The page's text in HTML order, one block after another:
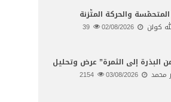
والحركة المتّزنة
كولن 02/08/2026
البذرة إلى الثمرة” عرض وتحليل
محمد 03/08/2026